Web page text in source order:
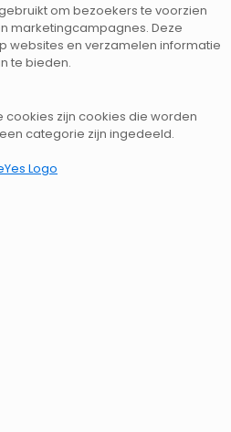
om bezoekers te voorzien
marketingcampagnes. Deze
websites en verzamelen informatie
te bieden.
zijn cookies die worden
categorie zijn ingedeeld.